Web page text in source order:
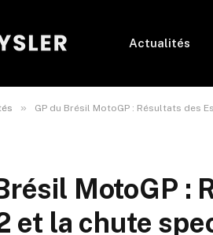
Actualités
» GP du Brésil MotoGP : Résultats des
MotoGP :
et la chute